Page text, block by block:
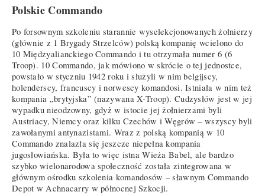
Polskie Commando
Po forsownym szkoleniu starannie wyselekcjonowanych żołnierzy
(głównie z 1 Brygady Strzelców) polską kompanię wcielono do
10 Międzyalianckiego Commando i tu otrzymała numer 6 (6
Troop). 10 Commando, jak mówiono w skrócie o tej jednostce,
powstało w styczniu 1942 roku i służyli w nim belgijscy,
holenderscy, francuscy i norwescy komandosi. Istniała w nim też
kompania „brytyjska” (nazywana X-Troop). Cudzysłów jest w jej
wypadku nieodzowny, gdyż w istocie jej żołnierzami byli
Austriacy, Niemcy oraz kilku Czechów i Węgrów – wszyscy byli
zawołanymi antynazistami. Wraz z polską kompanią w 10
Commando znalazła się jeszcze niepełna kompania
jugosłowiańska. Była to więc istna Wieża Babel, ale bardzo
szybko wielonarodowa społeczność została zintegrowana w
głównym ośrodku szkolenia komandosów – sławnym Commando
Depot w Achnacarry w północnej Szkocji.